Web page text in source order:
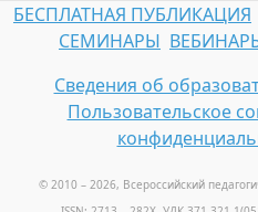
БЕСПЛАТНАЯ ПУБЛИКАЦИЯ
СЕМИНАРЫ
Сведения об
Пользовательское
© 2010 – 2026, Всероссийский